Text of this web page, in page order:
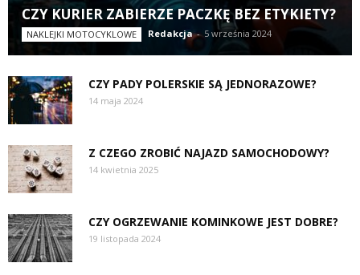
CZY KURIER ZABIERZE PACZKĘ BEZ ETYKIETY?
NAKLEJKI MOTOCYKLOWE Redakcja - 5 września 2024
CZY PADY POLERSKIE SĄ JEDNORAZOWE?
14 maja 2024
Z CZEGO ZROBIĆ NAJAZD SAMOCHODOWY?
14 kwietnia 2025
CZY OGRZEWANIE KOMINKOWE JEST DOBRE?
19 listopada 2024